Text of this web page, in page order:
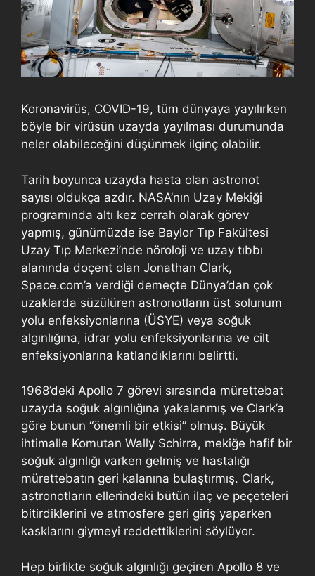
Koronavirüs, COVID-19, tüm dünyaya yayılırken
böyle bir virüsün uzayda yayılması durumunda
neler olabileceğini düşünmek ilginç olabilir.
Tarih boyunca uzayda hasta olan astronot
sayısı oldukça azdır. NASA’nın Uzay Mekiği
programında altı kez cerrah olarak görev
yapmış, günümüzde ise Baylor Tıp Fakültesi
Uzay Tıp Merkezi’nde nöroloji ve uzay tıbbı
alanında doçent olan Jonathan Clark,
Space.com’a verdiği demeçte Dünya’dan çok
uzaklarda süzülüren astronotların üst solunum
yolu enfeksiyonlarına (ÜSYE) veya soğuk
algınlığına, idrar yolu enfeksiyonlarına ve cilt
enfeksiyonlarına katlandıklarını belirtti.
1968’deki Apollo 7 görevi sırasında mürettebat
uzayda soğuk algınlığına yakalanmış ve Clark’a
göre bunun “önemli bir etkisi” olmuş. Büyük
ihtimalle Komutan Wally Schirra, mekiğe hafif bir
soğuk algınlığı varken gelmiş ve hastalığı
mürettebatın geri kalanına bulaştırmış. Clark,
astronotların ellerindeki bütün ilaç ve peçeteleri
bitirdiklerini ve atmosfere geri giriş yaparken
kasklarını giymeyi reddettiklerini söylüyor.
Hep birlikte soğuk algınlığı geçiren Apollo 8 ve